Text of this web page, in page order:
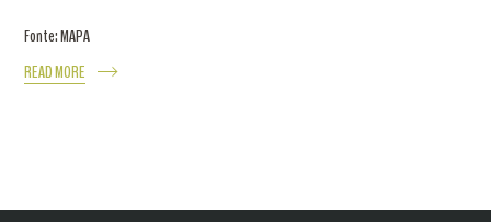
Fonte: MAPA
READ MORE